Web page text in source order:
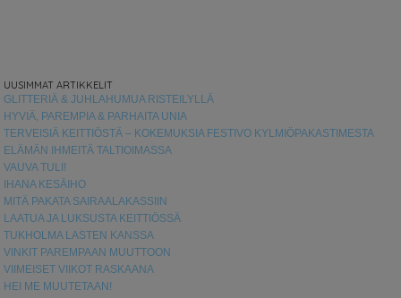
UUSIMMAT ARTIKKELIT
GLITTERIÄ & JUHLAHUMUA RISTEILYLLÄ
HYVIÄ, PAREMPIA & PARHAITA UNIA
TERVEISIÄ KEITTIÖSTÄ – KOKEMUKSIA FESTIVO KYLMIÖPAKASTIMESTA
ELÄMÄN IHMEITÄ TALTIOIMASSA
VAUVA TULI!
IHANA KESÄIHO
MITÄ PAKATA SAIRAALAKASSIIN
LAATUA JA LUKSUSTA KEITTIÖSSÄ
TUKHOLMA LASTEN KANSSA
VINKIT PAREMPAAN MUUTTOON
VIIMEISET VIIKOT RASKAANA
HEI ME MUUTETAAN!